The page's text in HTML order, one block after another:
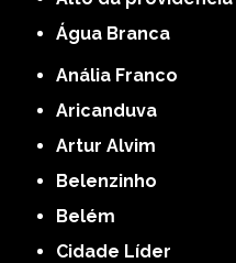
Água Branca
Anália Franco
Aricanduva
Artur Alvim
Belenzinho
Belém
Cidade Líder